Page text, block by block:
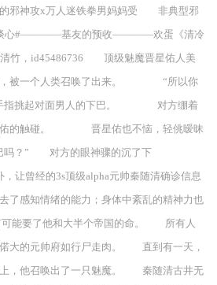
神攻x万人迷铁拳男妈妈受 非典型邪
心#————基友的预收————欢蛋《清冷
清竹，id45486736 顶级魅魔晋星佑人美
，被一个人类召唤了出来。 “所以你
手指挑起对面男人的下巴。 对方绷着
佑的触碰。 晋星佑也不恼，轻佻暧昧
吗？” 对方的眼神骤的沉了下
的3s顶级alpha元帅秦随清确诊信息
感知情绪的能力；身体中紊乱的精神力也
可能要了他和大半个帝国的命。 所有人
偌大的元帅府如行尸走肉。 直到有一天，
上，他召唤出了一只魅魔。 秦随清古井无